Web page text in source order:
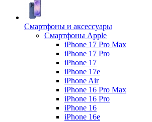
Смартфоны и аксессуары
Смартфоны Apple
iPhone 17 Pro Max
iPhone 17 Pro
iPhone 17
iPhone 17e
iPhone Air
iPhone 16 Pro Max
iPhone 16 Pro
iPhone 16
iPhone 16e